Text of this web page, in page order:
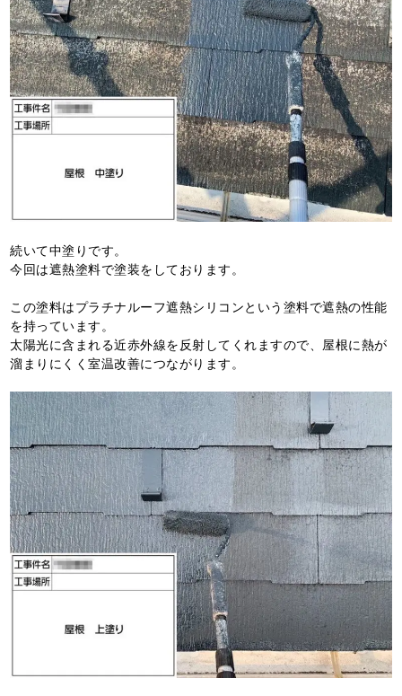
続いて中塗りです。
今回は遮熱塗料で塗装をしております。
この塗料はプラチナルーフ遮熱シリコンという塗料で遮熱の性能
を持っています。
太陽光に含まれる近赤外線を反射してくれますので、屋根に熱が
溜まりにくく室温改善につながります。